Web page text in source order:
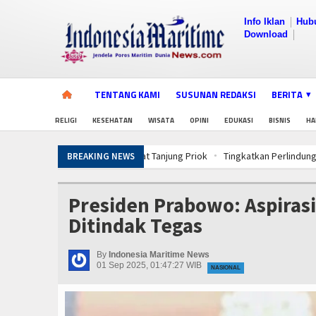
Info Iklan
Download
TENTANG KAMI SUSUNAN REDAKSI BERITA
RELIGI KESEHATAN WISATA OPINI EDUKASI BISNIS
BREAKING NEWS Tingkatkan Perlindungan Pekerja,
PWI Pusat-AFPI Gelar Workshop
5 Motor Harley Pretelan dari China
PWI Pusat-AFPI Gelar Workshop
5 Motor Harley Pretelan dari China
Presiden Prabowo:
Ditindak Tegas
By Indonesia Maritime News
01 Sep 2025, 01:47:27 WIB
NASIONAL